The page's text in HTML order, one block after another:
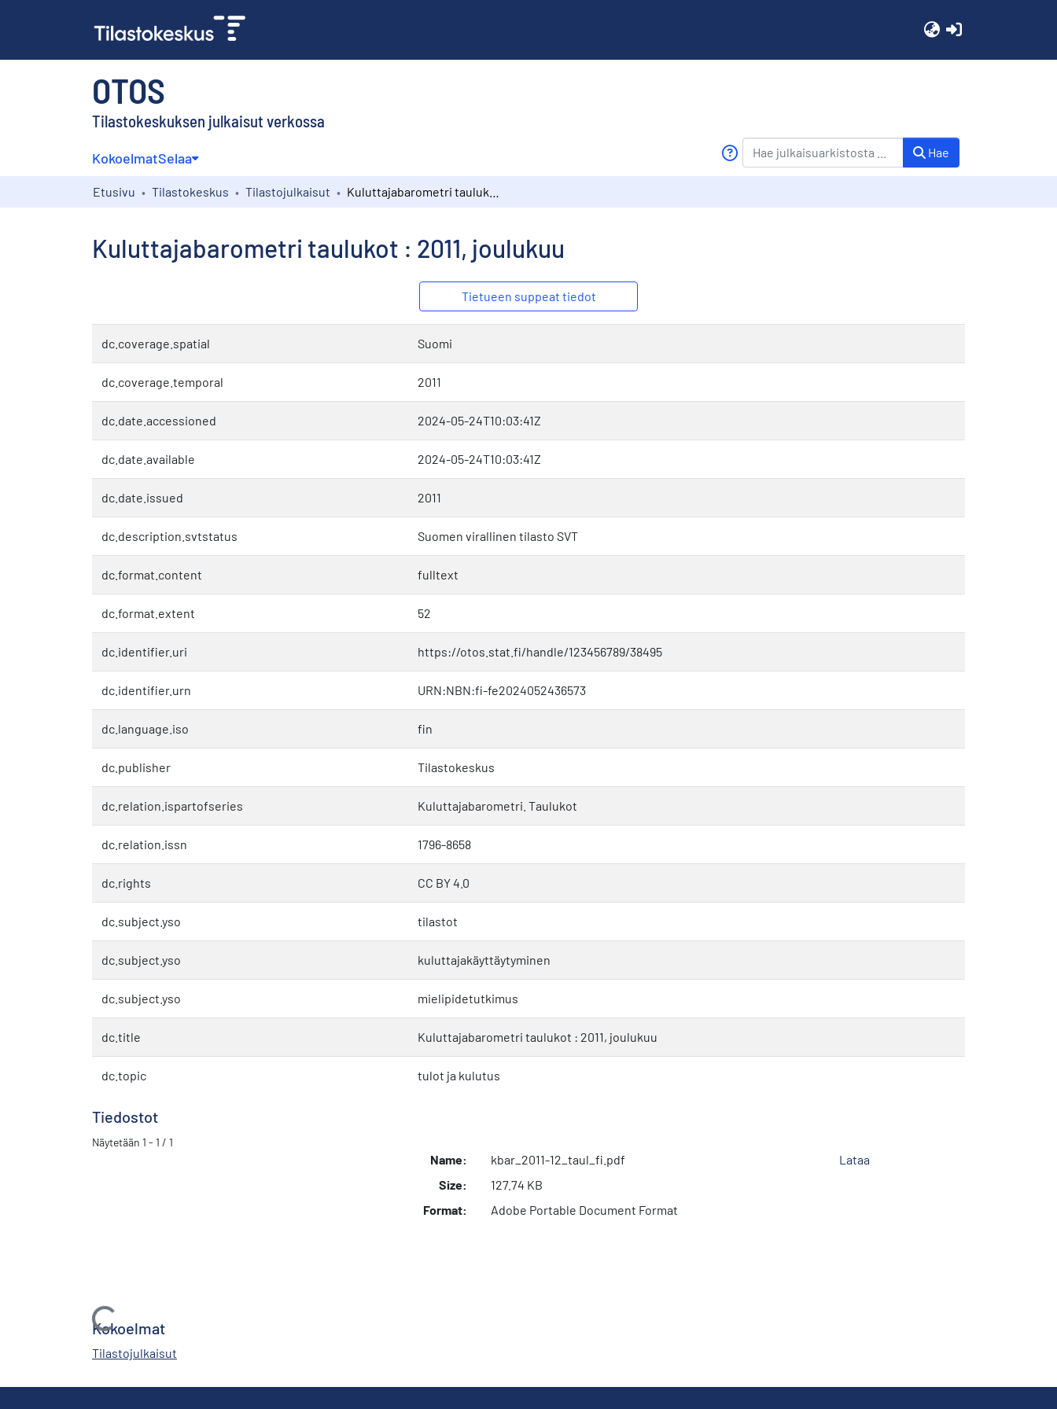
OTOS
Tilastokeskuksen julkaisut verkossa
KokoelmatSelaa Hae
Etusivu Tilastokeskus Tilastojulkaisut
Kuluttajabarometri taulukot : 2011, joulukuu
Tietueen suppeat tiedot
dc.coverage.spatial Suomi
dc.coverage.temporal 2011
dc.date.accessioned 2024-05-24T10:03:41Z
dc.date.available 2024-05-24T10:03:41Z
dc.date.issued 2011
dc.description.svtstatus Suomen virallinen tilasto SVT
dc.format.content fulltext
dc.format.extent 52
dc.identifier.uri https://otos.stat.fi/handle/123456789/38495
dc.identifier.urn URN:NBN:fi-fe2024052436573
dc.language.iso fin
dc.publisher Tilastokeskus
dc.relation.ispartofseries Kuluttajabarometri. Taulukot
dc.relation.issn 1796-8658
dc.rights CC BY 4.0
dc.subject.yso tilastot
dc.subject.yso kuluttajakäyttäytyminen
dc.subject.yso mielipidetutkimus
dc.title Kuluttajabarometri taulukot : 2011, joulukuu
dc.topic tulot ja kulutus
Tiedostot
Näytetään 1 - 1 / 1
Ladataan...
Name:
kbar_2011-12_taul_fi.pdf
Size:
127.74 KB
Format:
Adobe Portable Document Format
Lataa
Kokoelmat
Tilastojulkaisut